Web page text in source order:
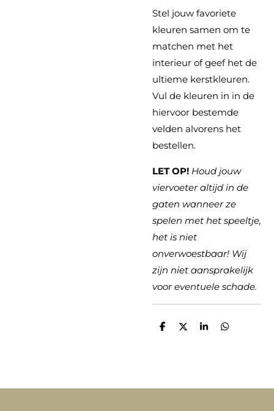
Stel jouw favoriete
kleuren samen om te
matchen met het
interieur of geef het de
ultieme kerstkleuren.
Vul de kleuren in in de
hiervoor bestemde
velden alvorens het
bestellen.
LET OP! Houd jouw
viervoeter altijd in de
gaten wanneer ze
spelen met het speeltje,
het is niet
onverwoestbaar! Wij
zijn niet aansprakelijk
voor eventuele schade.
D
D
S
D